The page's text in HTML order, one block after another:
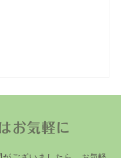
お気軽に